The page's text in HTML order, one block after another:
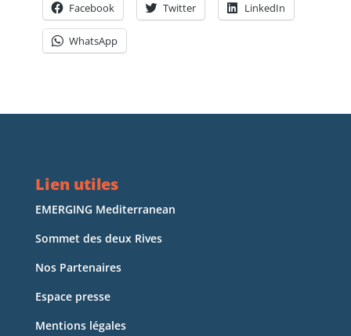
Facebook Twitter LinkedIn
WhatsApp
Lien utiles
EMERGING Mediterranean
Sommet des deux Rives
Nos Partenaires
Espace presse
Mentions légales